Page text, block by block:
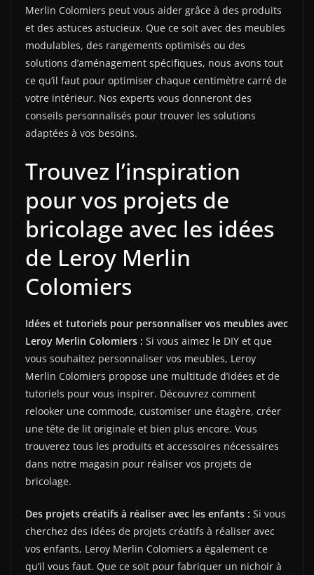
Merlin Colomiers peut vous aider grâce à des produits
et des astuces astucieux. Que ce soit avec des meubles
modulables, des rangements optimisés ou des
solutions d’aménagement spécifiques, nous avons tout
ce qu’il faut pour optimiser chaque centimètre carré de
votre intérieur. Nos experts vous donneront des
conseils personnalisés pour trouver les solutions
adaptées à vos besoins.
Trouvez l’inspiration
pour vos projets de
bricolage avec les idées
de Leroy Merlin
Colomiers
Idées et tutoriels pour personnaliser vos meubles avec
Leroy Merlin Colomiers : Si vous aimez le DIY et que
vous souhaitez personnaliser vos meubles, Leroy
Merlin Colomiers propose une multitude d’idées et de
tutoriels pour vous inspirer. Découvrez comment
relooker une commode, customiser une étagère, créer
une tête de lit originale et bien plus encore. Vous
trouverez tous les produits et accessoires nécessaires
dans notre magasin pour réaliser vos projets de
bricolage.
Des projets créatifs à réaliser avec les enfants : Si vous
cherchez des idées de projets créatifs à réaliser avec
vos enfants, Leroy Merlin Colomiers a également ce
qu’il vous faut. Que ce soit pour fabriquer un nichoir à